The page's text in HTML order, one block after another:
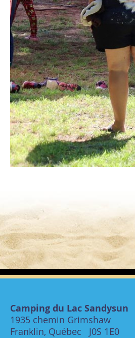
Camping du Lac Sandysun
1935 chemin Grimshaw
Franklin, Québec J0S 1E0